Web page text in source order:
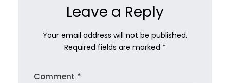
Leave a Reply
Your email address will not be published.
Required fields are marked *
Comment *